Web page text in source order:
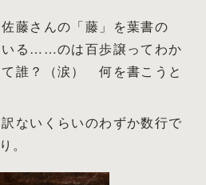
藤さんの「藤」を葉書の
いる……のは百歩譲ってわか
誰？（涙） 何を書こうと
ないくらいのわずか数行で
。